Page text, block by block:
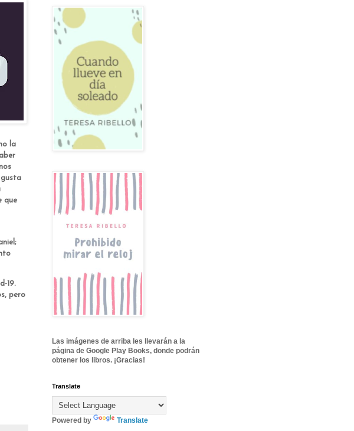
la
gusta
que
19.
pero
Las imágenes de arriba les llevarán a la
página de Google Play Books, donde podrán
obtener los libros. ¡Gracias!
Translate
Powered by Translate